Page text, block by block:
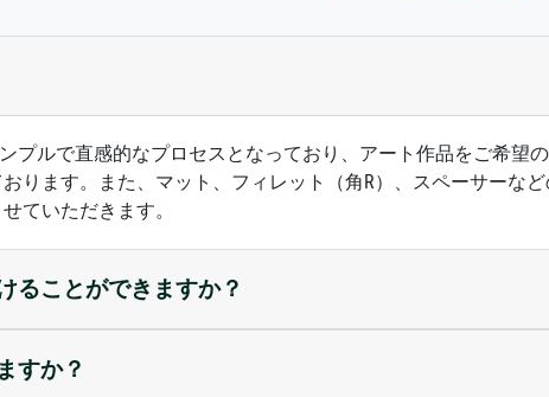
プルで直感的なプロセスとなっており、アート作品をご希
ります。また、マット、フィレット（角R）、スペーサーな
ていただきます。
ることができますか？
すか？